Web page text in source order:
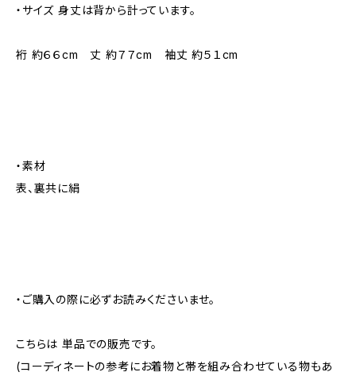
・サイズ 身丈は背から計っています。
裄 約６６cm 丈 約７７cm 袖丈 約５１cm
・素材
表、裏共に絹
・ご購入の際に必ずお読みくださいませ。
こちらは 単品での販売です。
(コーディネートの参考にお着物と帯を組み合わせている物もあ